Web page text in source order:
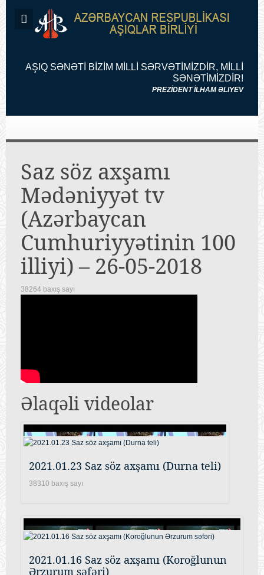
AŞIQ SƏNƏTİ BİZİM MİLLİ SƏRVƏTİMİZDİR, MİLLİ
SƏNƏTİMİZDİR!
PREZİDENT İLHAM ƏLIYEV
Saz söz axşamı
Mədəniyyət tv
(Azərbaycan
Cumhuriyyətinin 100
illiyi) – 26-05-2018
38264 baxış sayı
Əlaqəli videolar
2021.01.23 Saz söz axşamı (Durna teli)
38310 baxış sayı
2021.01.16 Saz söz axşamı (Koroğlunun
Ərzurum səfəri)